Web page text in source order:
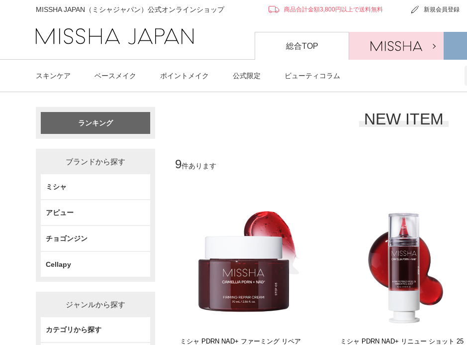
MISSHA JAPAN（ミシャジャパン）公式オンラインショップ 商品合計金額3,800円以上で送料無料 新規会員登録
総合TOP
スキンケア ベースメイク ポイントメイク 公式限定 ビューティコラム
ランキング
ブランドから探す
ミシャ
アピュー
チョゴンジン
Cellapy
ジャンルから探す
カテゴリから探す
NEW ITEM
9件あります
ミシャ PDRN NAD+ ファーミング リペア
ミシャ PDRN NAD+ リニュー ショット 25